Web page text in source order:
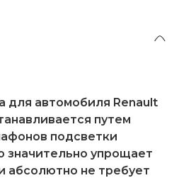
для автомобиля Renault
путем
подсветки
значительно упрощает
абсолютно не требует